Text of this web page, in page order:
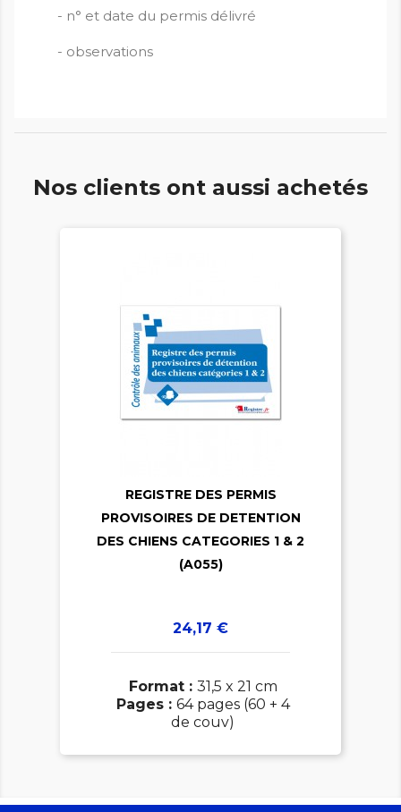
- n° et date du permis délivré
- observations
Nos clients ont aussi achetés

REGISTRE DES PERMIS
PROVISOIRES DE DETENTION
DES CHIENS CATEGORIES 1 & 2
(A055)
Prix
24,17 €
Format : 31,5 x 21 cm
Pages : 64 pages (60 + 4
de couv)